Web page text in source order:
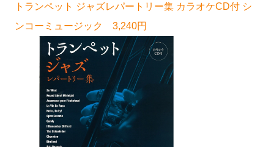
トランペット ジャズレパートリー集 カラオケCD付 シ
ンコーミュージック 3,240円